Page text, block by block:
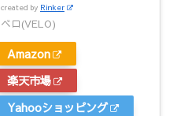
created by Rinker
ベロ(VELO)
Amazon
楽天市場
Yahooショッピング